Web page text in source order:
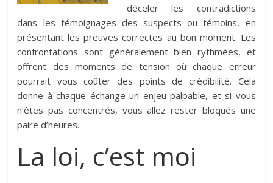
déceler les contradictions
dans les témoignages des suspects ou témoins, en
présentant les preuves correctes au bon moment. Les
confrontations sont généralement bien rythmées, et
offrent des moments de tension où chaque erreur
pourrait vous coûter des points de crédibilité. Cela
donne à chaque échange un enjeu palpable, et si vous
n’êtes pas concentrés, vous allez rester bloqués une
paire d’heures.
La loi, c’est moi